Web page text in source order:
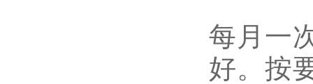
每月一
好。按